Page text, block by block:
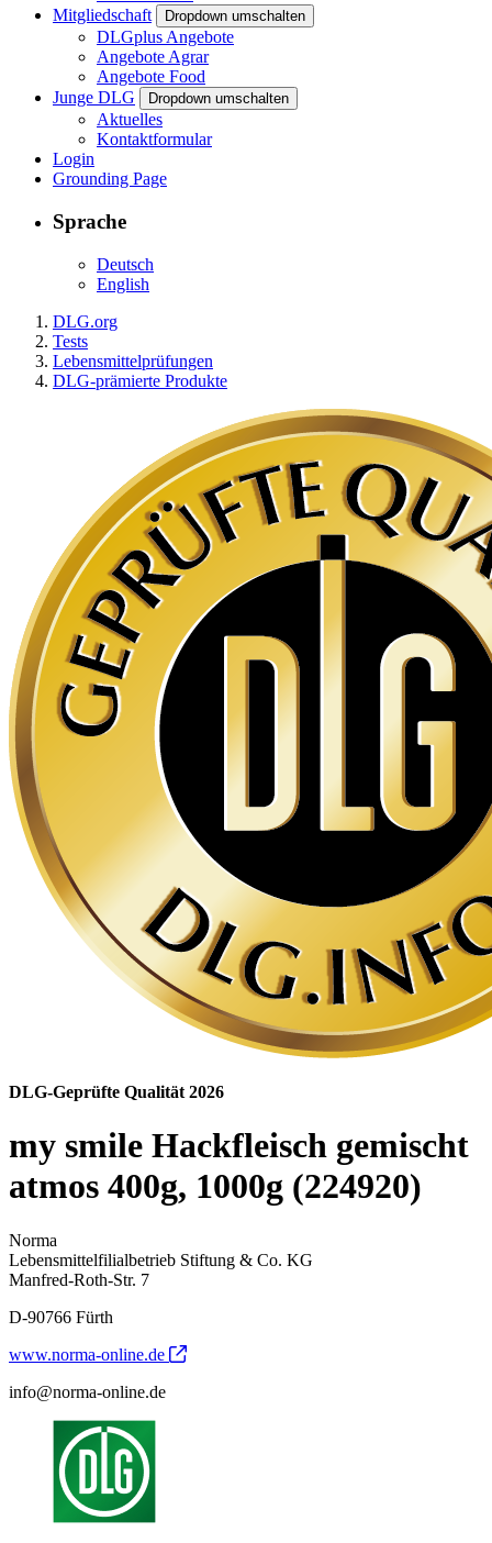
Mitgliedschaft
Dropdown umschalten
DLGplus Angebote
Angebote Agrar
Angebote Food
Junge DLG
Dropdown umschalten
Aktuelles
Kontaktformular
Login
Grounding Page
Sprache
Deutsch
English
DLG.org
Tests
Lebensmittelprüfungen
DLG-prämierte Produkte
DLG-Geprüfte Qualität 2026
my smile Hackfleisch gemischt
atmos 400g, 1000g (224920)
Norma
Lebensmittelfilialbetrieb Stiftung & Co. KG
Manfred-Roth-Str. 7
D-90766 Fürth
www.norma-online.de
info@norma-online.de